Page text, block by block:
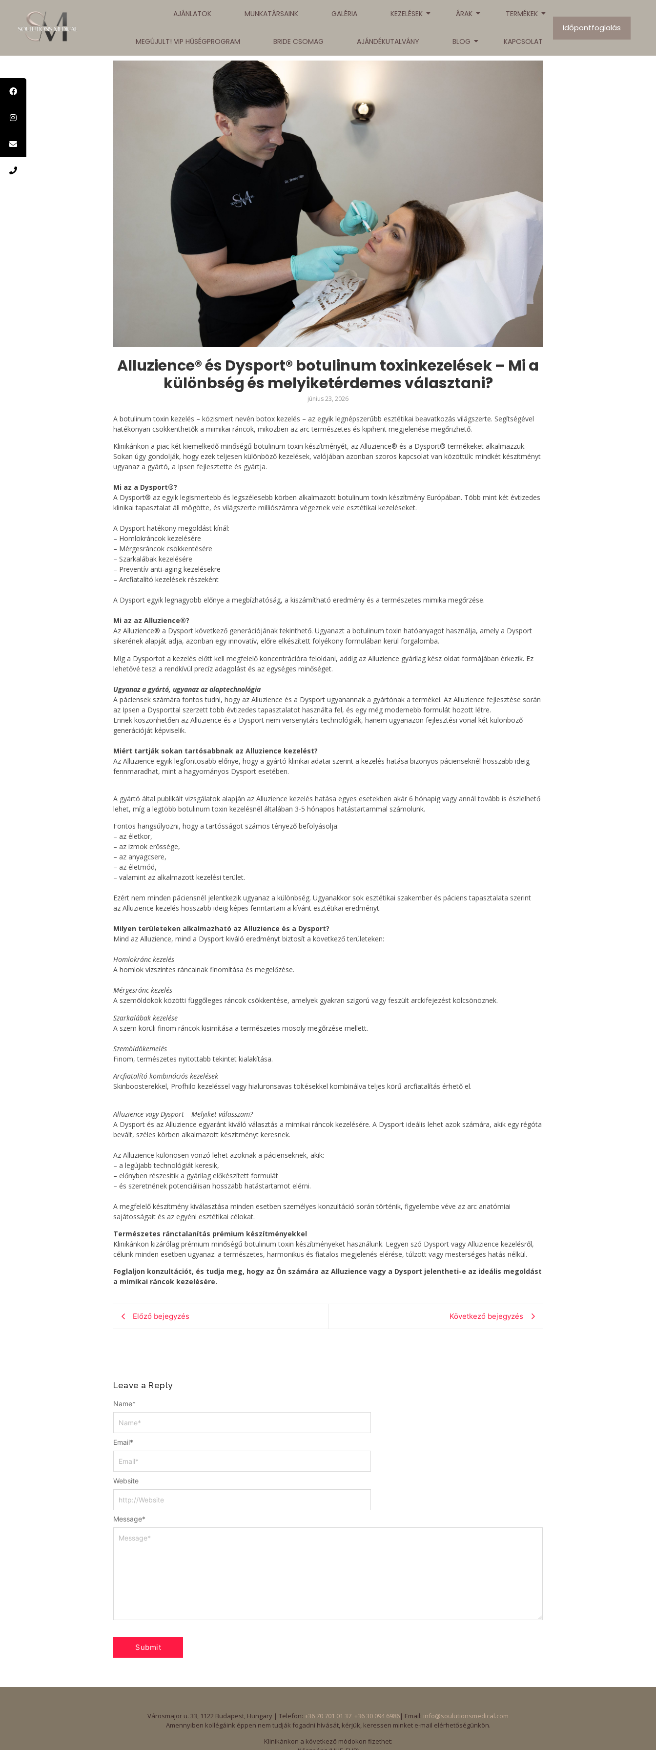
AJÁNLATOK MUNKATÁRSAINK GALÉRIA KEZELÉSEK ÁRAK TERMÉKEK
MEGÚJULT! VIP HŰSÉGPROGRAM BRIDE CSOMAG AJÁNDÉKUTALVÁNY BLOG KAPCSOLAT
Időpontfoglalás
Alluzience® és Dysport® botulinum toxinkezelések – Mi a
különbség és melyiketérdemes választani?
június 23, 2026
A botulinum toxin kezelés – közismert nevén botox kezelés – az egyik legnépszerűbb esztétikai beavatkozás világszerte. Segítségével
hatékonyan csökkenthetők a mimikai ráncok, miközben az arc természetes és kipihent megjelenése megőrizhető.
Klinikánkon a piac két kiemelkedő minőségű botulinum toxin készítményét, az Alluzience® és a Dysport® termékeket alkalmazzuk.
Sokan úgy gondolják, hogy ezek teljesen különböző kezelések, valójában azonban szoros kapcsolat van közöttük: mindkét készítményt
ugyanaz a gyártó, a Ipsen fejlesztette és gyártja.
Mi az a Dysport®?
A Dysport® az egyik legismertebb és legszélesebb körben alkalmazott botulinum toxin készítmény Európában. Több mint két évtizedes
klinikai tapasztalat áll mögötte, és világszerte milliószámra végeznek vele esztétikai kezeléseket.
A Dysport hatékony megoldást kínál:
– Homlokráncok kezelésére
– Mérgesráncok csökkentésére
– Szarkalábak kezelésére
– Preventív anti-aging kezelésekre
– Arcfiatalító kezelések részeként
A Dysport egyik legnagyobb előnye a megbízhatóság, a kiszámítható eredmény és a természetes mimika megőrzése.
Mi az az Alluzience®?
Az Alluzience® a Dysport következő generációjának tekinthető. Ugyanazt a botulinum toxin hatóanyagot használja, amely a Dysport
sikerének alapját adja, azonban egy innovatív, előre elkészített folyékony formulában kerül forgalomba.
Míg a Dysportot a kezelés előtt kell megfelelő koncentrációra feloldani, addig az Alluzience gyárilag kész oldat formájában érkezik. Ez
lehetővé teszi a rendkívül precíz adagolást és az egységes minőséget.
Ugyanaz a gyártó, ugyanaz az alaptechnológia
A páciensek számára fontos tudni, hogy az Alluzience és a Dysport ugyanannak a gyártónak a termékei. Az Alluzience fejlesztése során
az Ipsen a Dysporttal szerzett több évtizedes tapasztalatot használta fel, és egy még modernebb formulát hozott létre.
Ennek köszönhetően az Alluzience és a Dysport nem versenytárs technológiák, hanem ugyanazon fejlesztési vonal két különböző
generációját képviselik.
Miért tartják sokan tartósabbnak az Alluzience kezelést?
Az Alluzience egyik legfontosabb előnye, hogy a gyártó klinikai adatai szerint a kezelés hatása bizonyos pácienseknél hosszabb ideig
fennmaradhat, mint a hagyományos Dysport esetében.
A gyártó által publikált vizsgálatok alapján az Alluzience kezelés hatása egyes esetekben akár 6 hónapig vagy annál tovább is észlelhető
lehet, míg a legtöbb botulinum toxin kezelésnél általában 3-5 hónapos hatástartammal számolunk.
Fontos hangsúlyozni, hogy a tartósságot számos tényező befolyásolja:
– az életkor,
– az izmok erőssége,
– az anyagcsere,
– az életmód,
– valamint az alkalmazott kezelési terület.
Ezért nem minden páciensnél jelentkezik ugyanaz a különbség. Ugyanakkor sok esztétikai szakember és páciens tapasztalata szerint
az Alluzience kezelés hosszabb ideig képes fenntartani a kívánt esztétikai eredményt.
Milyen területeken alkalmazható az Alluzience és a Dysport?
Mind az Alluzience, mind a Dysport kiváló eredményt biztosít a következő területeken:
Homlokránc kezelés
A homlok vízszintes ráncainak finomítása és megelőzése.
Mérgesránc kezelés
A szemöldökök közötti függőleges ráncok csökkentése, amelyek gyakran szigorú vagy feszült arckifejezést kölcsönöznek.
Szarkalábak kezelése
A szem körüli finom ráncok kisimítása a természetes mosoly megőrzése mellett.
Szemöldökemelés
Finom, természetes nyitottabb tekintet kialakítása.
Arcfiatalító kombinációs kezelések
Skinboosterekkel, Profhilo kezeléssel vagy hialuronsavas töltésekkel kombinálva teljes körű arcfiatalítás érhető el.
Alluzience vagy Dysport – Melyiket válasszam?
A Dysport és az Alluzience egyaránt kiváló választás a mimikai ráncok kezelésére. A Dysport ideális lehet azok számára, akik egy régóta
bevált, széles körben alkalmazott készítményt keresnek.
Az Alluzience különösen vonzó lehet azoknak a pácienseknek, akik:
– a legújabb technológiát keresik,
– előnyben részesítik a gyárilag előkészített formulát
– és szeretnének potenciálisan hosszabb hatástartamot elérni.
A megfelelő készítmény kiválasztása minden esetben személyes konzultáció során történik, figyelembe véve az arc anatómiai
sajátosságait és az egyéni esztétikai célokat.
Természetes ránctalanítás prémium készítményekkel
Klinikánkon kizárólag prémium minőségű botulinum toxin készítményeket használunk. Legyen szó Dysport vagy Alluzience kezelésről,
célunk minden esetben ugyanaz: a természetes, harmonikus és fiatalos megjelenés elérése, túlzott vagy mesterséges hatás nélkül.
Foglaljon konzultációt, és tudja meg, hogy az Ön számára az Alluzience vagy a Dysport jelentheti-e az ideális megoldást
a mimikai ráncok kezelésére.
Előző bejegyzés Következő bejegyzés
Leave a Reply
Message*
Name*
Email*
Website
Városmajor u. 33, 1122 Budapest, Hungary | Telefon: +36 70 701 01 37 +36 30 094 6986| Email: info@soulutionsmedical.com
Amennyiben kollégáink éppen nem tudják fogadni hívását, kérjük, keressen minket e-mail elérhetőségünkön.
Klinikánkon a következő módokon fizethet: